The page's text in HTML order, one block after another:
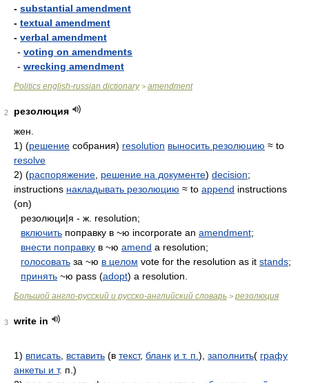
- substantial amendment
- textual amendment
- verbal amendment
- voting on amendments
- wrecking amendment
Politics english-russian dictionary> amendment
2
резолюция
жен.
1) (решение собрания) resolution выносить резолюцию ≈ to
resolve
2) (распоряжение решение на документе) decision;
instructions накладывать резолюцию ≈ to append instructions
(on)
резолюци|я - ж. resolution;
включить поправку в ~ю incorporate an amendment;
внести поправку в ~ю amend a resolution;
голосовать за ~ю в целом vote for the resolution as it stands;
принять ~ю pass (adopt) a resolution.
Большой англо-русский и русско-английский словарь > резолюция
3 write in
1) вписать вставить (в текст, бланк и т. п. ), заполнить( графу
анкеты и т. п.)